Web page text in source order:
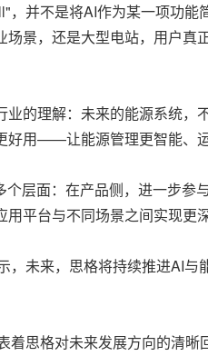
，并不是将AI作为某一项功
景，还是大型电站，用户
的理解：未来的能源系统
好用——让能源管理更智能、
层面：在产品侧，进一步
平台与不同场景之间实现更
，未来，思格将持续推进AI
着思格对未来发展方向的清